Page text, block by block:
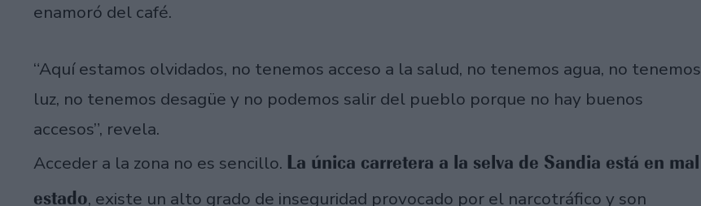
enamoró del café.
“Aquí estamos olvidados, no tenemos acceso a la salud, no tenemos agua, no tenemos
luz, no tenemos desagüe y no podemos salir del pueblo porque no hay buenos
accesos”, revela.
Acceder a la zona no es sencillo. La única carretera a la selva de Sandia está en mal
estado, existe un alto grado de inseguridad provocado por el narcotráfico y son